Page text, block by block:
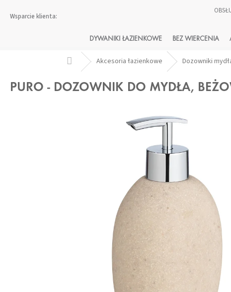
DYWANIKI ŁAZIENKOWE BEZ WIERCENIA
Home Akcesoria łazienkowe Dozowniki
PURO - DOZOWNIK DO MYDŁA,